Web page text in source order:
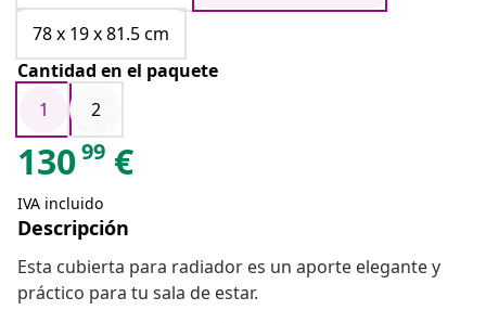
78 x 19 x 81.5 cm
Cantidad en el paquete
1
2
13099 €
IVA incluido
Descripción
Esta cubierta para radiador es un aporte elegante y
práctico para tu sala de estar.